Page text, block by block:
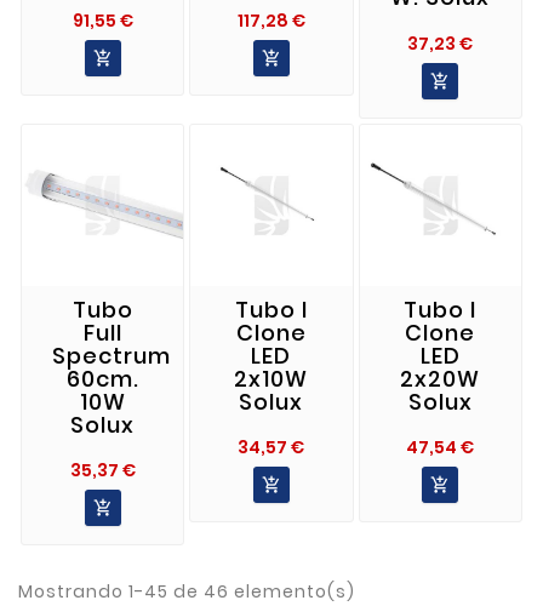
91,55 €Precio

117,28 €Precio

37,23 €Precio

Tubo
Full
Spectrum
60cm.
10W
Solux
35,37 €Precio

Tubo I
Clone
LED
2x10W
Solux
34,57 €Precio

Tubo I
Clone
LED
2x20W
Solux
47,54 €Precio

Mostrando 1-45 de 46 elemento(s)